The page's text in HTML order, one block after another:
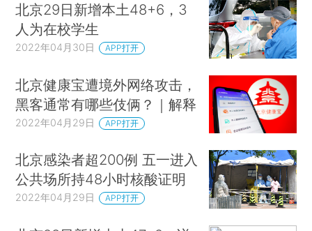
北京29日新增本土48+6，3
人为在校学生
2022年04月30日 APP打开
北京健康宝遭境外网络攻击，
黑客通常有哪些伎俩？｜解释
2022年04月29日 APP打开
北京感染者超200例 五一进入
公共场所持48小时核酸证明
2022年04月29日 APP打开